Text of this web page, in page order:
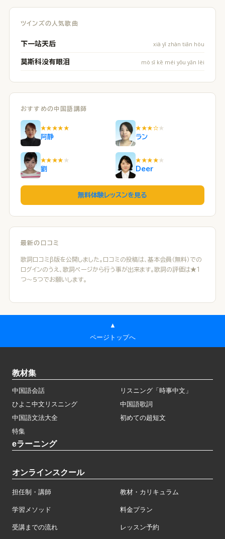
ツインズの人気歌曲
下一站天后 xià yī zhàn tiān hòu
莫斯科没有眼泪 mò sī kē méi yǒu yǎn lèi
おすすめの中国語講師
★★★★★
阿静
★★★☆ ★
ラン
★★★★ ★
劉
★★★★ ★
Deer
無料体験レッスンを見る
最新の口コミ
歌詞口コミβ版を公開しました。口コミの投稿は、基本会員（無料）での
ログインのうえ、歌詞ページから行う事が出来ます。歌詞の評価は★１
つ～５つでお願いします。
▲
ページトップへ
教材集
中国語会話
リスニング「時事中文」
ひよこ中文リスニング
中国語歌詞
中国語文法大全
初めての超短文
特集
eラーニング
オンラインスクール
担任制・講師 教材・カリキュラム
学習メソッド 料金プラン
受講までの流れ レッスン予約